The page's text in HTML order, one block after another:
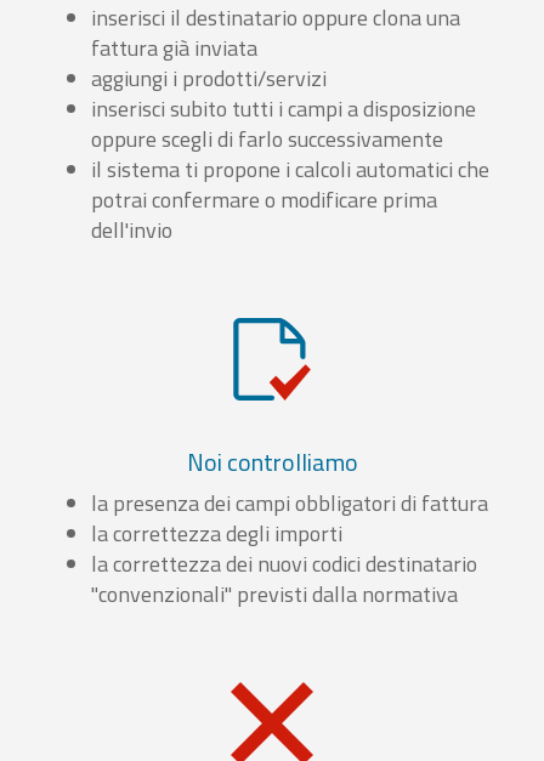
inserisci il destinatario oppure clona una
fattura già inviata
aggiungi i prodotti/servizi
inserisci subito tutti i campi a disposizione
oppure scegli di farlo successivamente
il sistema ti propone i calcoli automatici che
potrai confermare o modificare prima
dell'invio
Noi controlliamo
la presenza dei campi obbligatori di fattura
la correttezza degli importi
la correttezza dei nuovi codici destinatario
"convenzionali" previsti dalla normativa